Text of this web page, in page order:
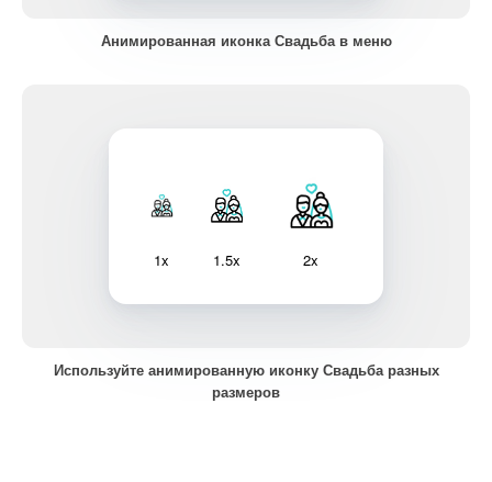
Анимированная иконка Свадьба в меню
1x 1.5x 2x
Используйте анимированную иконку Свадьба разных
размеров